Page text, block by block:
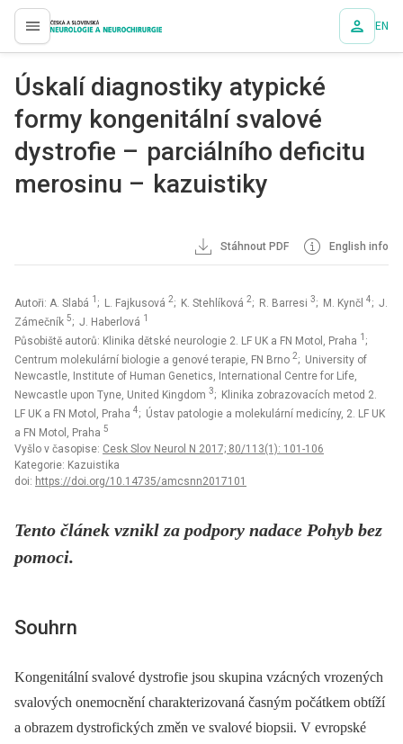
proLékaře.cz EN
Úskalí diagnostiky atypické
formy kongenitální svalové
dystrofie – parciálního deficitu
merosinu – kazuistiky
Stáhnout PDF English info
Autoři: A. Slabá 1 ; L. Fajkusová 2; K. Stehlíková 2; R. Barresi 3; M. Kynčl 4; J.
Zámečník 5; J. Haberlová 1
Působiště autorů: Klinika dětské neurologie 2. LF UK a FN Motol, Praha 1 ;
Centrum molekulární biologie a genové terapie, FN Brno 2; University of
Newcastle, Institute of Human Genetics, International Centre for Life,
Newcastle upon Tyne, United Kingdom 3; Klinika zobrazovacích metod 2.
LF UK a FN Motol, Praha 4; Ústav patologie a molekulární medicíny, 2. LF UK
a FN Motol, Praha 5
Vyšlo v časopise: Cesk Slov Neurol N 2017; 80/113(1): 101-106
Kategorie: Kazuistika
doi: https://doi.org/10.14735/amcsnn2017101
Tento článek vznikl za podpory nadace Pohyb bez
pomoci.
Souhrn
Kongenitální svalové dystrofie jsou skupina vzácných vrozených
svalových onemocnění charakterizovaná časným počátkem obtíží
a obrazem dystrofických změn ve svalové biopsii. V evropské